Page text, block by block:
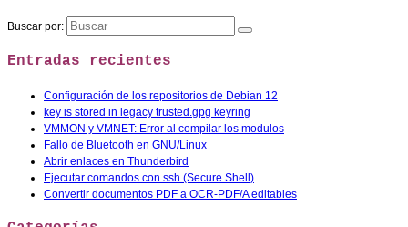
Buscar por:
Entradas recientes
Configuración de los repositorios de Debian 12
key is stored in legacy trusted.gpg keyring
VMMON y VMNET: Error al compilar los modulos
Fallo de Bluetooth en GNU/Linux
Abrir enlaces en Thunderbird
Ejecutar comandos con ssh (Secure Shell)
Convertir documentos PDF a OCR-PDF/A editables